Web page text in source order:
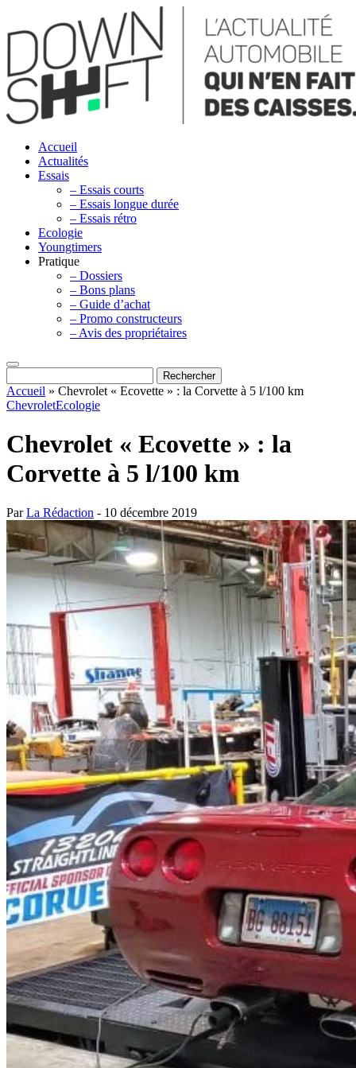
Accueil
Actualités
Essais
– Essais courts
– Essais longue durée
– Essais rétro
Ecologie
Youngtimers
Pratique
– Dossiers
– Bons plans
– Guide d’achat
– Promo constructeurs
– Avis des propriétaires
Accueil » Chevrolet « Ecovette » : la Corvette à 5 l/100 km
ChevroletEcologie
Chevrolet « Ecovette » : la
Corvette à 5 l/100 km
ParLa Rédaction - 10 décembre 2019